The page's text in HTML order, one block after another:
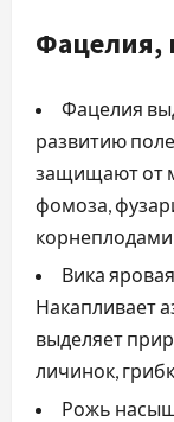
Фацелия,
Фацелия
развитию
защищают от
фомоза,
корнеплодами
Вика
Накапливает
выделяет
личинок,
Рожь